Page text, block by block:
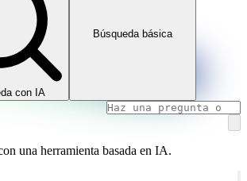
con IA
Búsqueda básica
una herramienta basada en IA.